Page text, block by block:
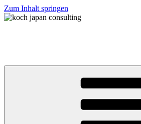
Zum Inhalt springen